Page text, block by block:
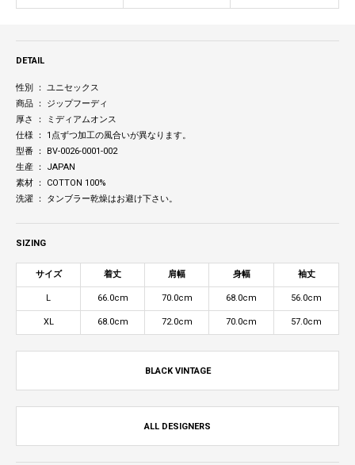
DETAIL
性別 ： ユニセックス
商品 ： ジップフーディ
厚さ ： ミディアムオンス
仕様 ： 1点ずつ加工の風合いが異なります。
型番 ： BV-0026-0001-002
生産 ： JAPAN
素材 ： COTTON 100%
洗濯 ： タンブラー乾燥はお避け下さい。
SIZING
サイズ 着丈 肩幅 身幅 袖丈
L 66.0cm 70.0cm 68.0cm 56.0cm
XL 68.0cm 72.0cm 70.0cm 57.0cm
BLACK VINTAGE
ALL DESIGNERS